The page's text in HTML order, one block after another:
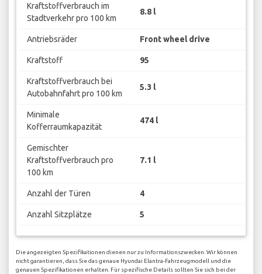
Kraftstoffverbrauch im
Stadtverkehr pro 100 km
8.8 l
Antriebsräder Front wheel drive
Kraftstoff 95
Kraftstoffverbrauch bei
Autobahnfahrt pro 100 km
5.3 l
Minimale
Kofferraumkapazität
474 l
Gemischter
Kraftstoffverbrauch pro
100 km
7.1 l
Anzahl der Türen 4
Anzahl Sitzplätze 5
Die angezeigten Spezifikationen dienen nur zu Informationszwecken. Wir können
nicht garantieren, dass Sie das genaue Hyundai Elantra-Fahrzeugmodell und die
genauen Spezifikationen erhalten. Für spezifische Details sollten Sie sich bei der